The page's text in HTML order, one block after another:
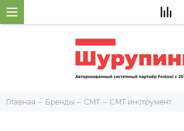
Главная Бренды CMT CMT инструмент